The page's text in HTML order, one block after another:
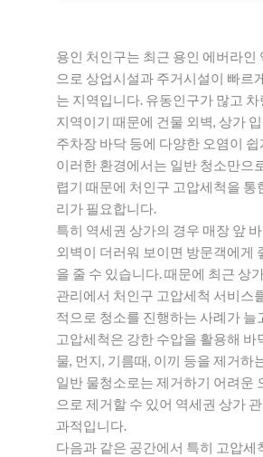
용인 처인구는 최근 용인 에버라인
으로 상업시설과 주거시설이 빠르
는 지역입니다. 유동인구가 많고
지역이기 때문에 건물 외벽, 상가
주차장 바닥 등에 다양한 오염이
이러한 환경에서는 일반 청소만으
렵기 때문에 처인구 고압세척을 통
리가 필요합니다.
특히 역세권 상가의 경우 매장 앞
외벽이 더러워 보이면 방문객에게
을 줄 수 있습니다. 때문에 최근 상
관리에서 처인구 고압세척 서비스
적으로 청소를 진행하는 사례가 늘
고압세척은 강한 수압을 활용해 바
물, 먼지, 기름때, 이끼 등을 제거하
일반 물청소로는 제거하기 어려운
으로 제거할 수 있어 역세권 상가
과적입니다.
다음과 같은 공간에서 특히 고압세